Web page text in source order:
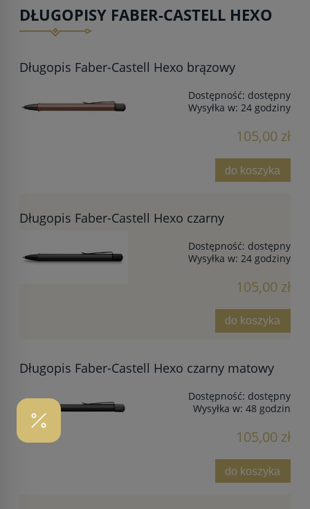
DŁUGOPISY FABER-CASTELL HEXO
Długopis Faber-Castell Hexo brązowy
Dostępność: dostępny
Wysyłka w: 24 godziny
105,00 zł
do koszyka
Długopis Faber-Castell Hexo czarny
Dostępność: dostępny
Wysyłka w: 24 godziny
105,00 zł
do koszyka
Długopis Faber-Castell Hexo czarny matowy
Dostępność: dostępny
Wysyłka w: 48 godzin
105,00 zł
do koszyka